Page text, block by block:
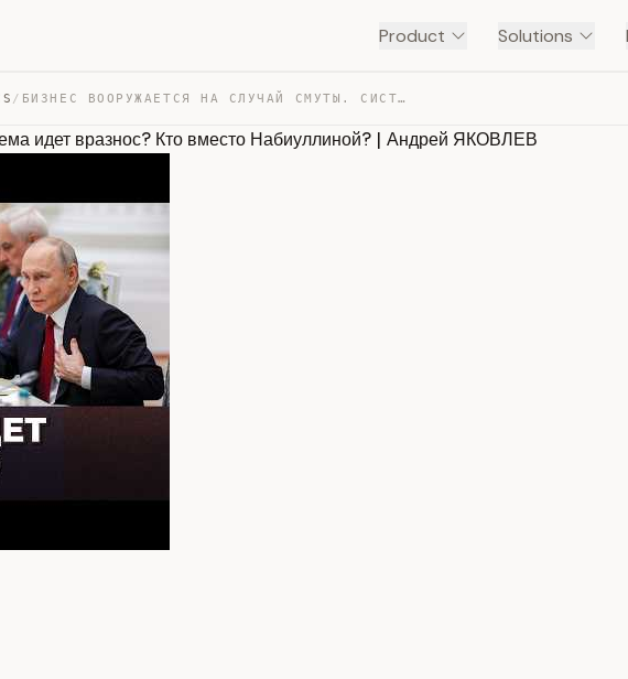
Product Solutions
/ БИЗНЕС ВООРУЖАЕТСЯ НА СЛУЧАЙ СМУТЫ. СИСТЕМА ИДЕТ ВРАЗНО… — TRANSCRIPT
идет вразнос? Кто вместо Набиуллиной? | Андрей ЯКОВЛЕВ